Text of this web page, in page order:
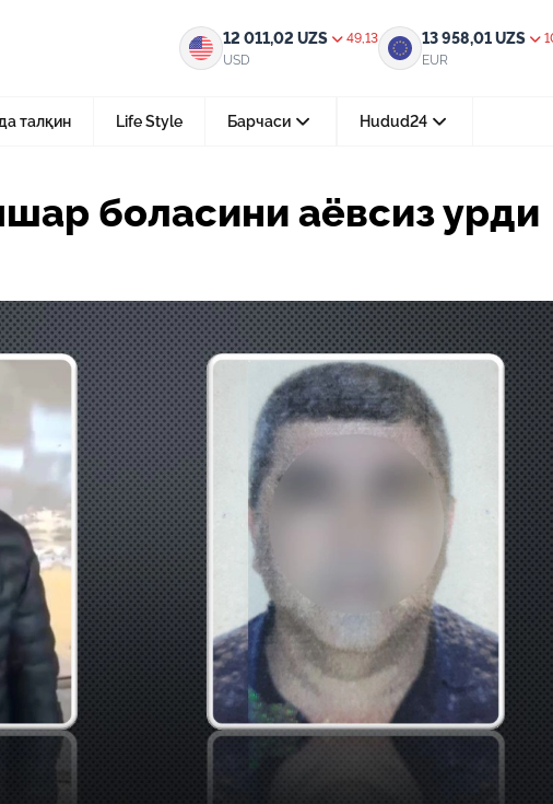
12 011,02 UZS
49,13
USD
13 958,01UZS
EUR
талқин Life Style Барчаси Hudud24
05-август 2026, 04:36
24-июл 2026, 11:10
Электрон обуна: ҳуқуқий
тез ва қулай йўл
15-июл 2026, 05:11
Ҳуқуқий билимларни
форматда ўрганиш имконияти
Халқ билан очиқ мулоқот —
манфаатларига хизмат қилувчи
давлат бошқарувининг муҳим
25-июн 2026, 11:04
Электрон обуна: ҳуқуқий
тез ва қулай йўл
23-июн 2026, 10:05
Хусусий боғчада 5 ой ишлаб
чиқиш мумкинми?
аёвсиз урди
боласини аёвсиз урди